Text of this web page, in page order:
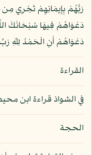
رَبُّهُمْ بِإِيمَانِهِمْ تَجْرِي مِن
دَعْوَاهُمْ فِيهَا سُبْحَانَكَ
دَعْوَاهُمْ أَنِ الْحَمْدُ لِلّهِ
القراءة
في الشواذ قراءة ابن
الحجة